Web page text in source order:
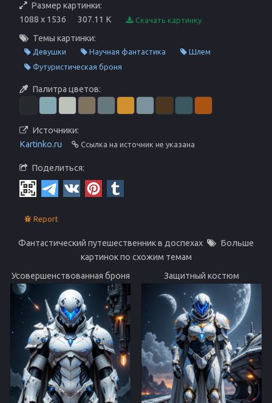
Размер картинки:
1088 x 1536
307.11 K Скачать картинку
Темы картинки:
Девушки Научная фантастика
Шлем
Футуристическая броня
Палитра цветов:
Источники:
Kartinko.ru
Ссылка на источник не указана
Поделиться:
Report
Фантастический путешественник в доспехах
Больше
картинок по схожим темам
Усовершенствованная броня
Защитный костюм